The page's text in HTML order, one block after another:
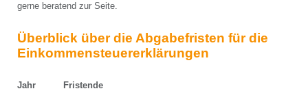
gerne beratend zur Seite.
Überblick über die Abgabefristen für die
Einkommensteuererklärungen
Jahr Fristende